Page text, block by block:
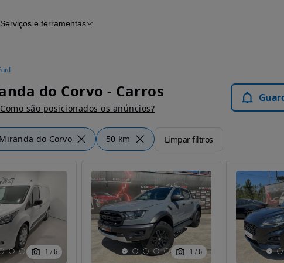
Serviços e ferramentas
do Corvo - Carros
Como são posicionados os anúncios?
Miranda do Corvo 50 km Limpar filtros
1 / 6 1 / 6